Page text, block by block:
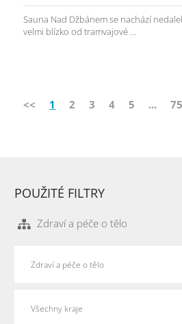
Sauna Nad Džbánem se nachází
velmi blízko od tramvajové ...
<< 1 2 3 4 5 ... 75
POUŽITÉ FILTRY
Zdraví a péče o tělo